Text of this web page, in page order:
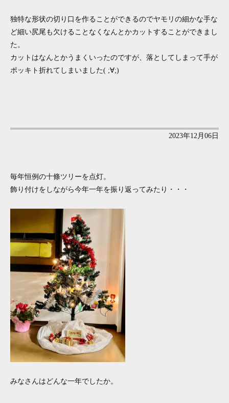
独特な形状の切り口を作ることができるのでヤモリの細かな手な
ど細い尻尾も欠けることなくなんとかカットすることができまし
た。
カットはなんとかうまくいったのですが、落としてしまって手が
ポッキト折れてしまいました( ;∀;)
2023年12月06日
毎年恒例の十條ツリーを点灯。
飾り付けをしながら今年一年を振り返ってみたり・・・
みなさんはどんな一年でしたか。